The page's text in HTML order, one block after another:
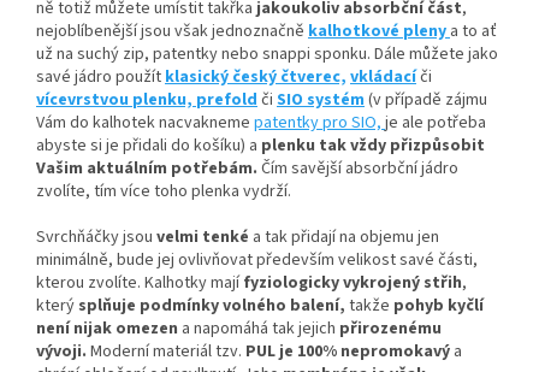
ně totiž můžete umístittakřkajakoukoliv absorbčníčást,
nejoblíbenější jsou však jednoznačně kalhotkové pleny a to ať
už na suchý zip, patentky nebo snappi sponku. Dále můžete jako
savé jádro použítklasický český čtverec, vkládacíči
vícevrstvou plenku,prefoldči SIO systém(v případě zájmu
Vám do kalhotek nacvakneme patentky pro SIO,je ale potřeba
abyste si je přidali do košíku) a plenku tak vždy přizpůsobit
Vašim aktuálním potřebám. Čím savější absorbční jádro
zvolíte, tím více toho plenka vydrží.
Svrchňáčky jsou velmi tenké a tak přidají na objemu jen
minimálně, bude jej ovlivňovat především velikost savé části,
kterou zvolíte. Kalhotky majífyziologicky vykrojený střih,
který splňuje podmínky volného balení, takže pohyb kyčlí
není nijak omezen a napomáhá tak jejich přirozenému
vývoji. Moderní materiál tzv. PUL je 100% nepromokavý a